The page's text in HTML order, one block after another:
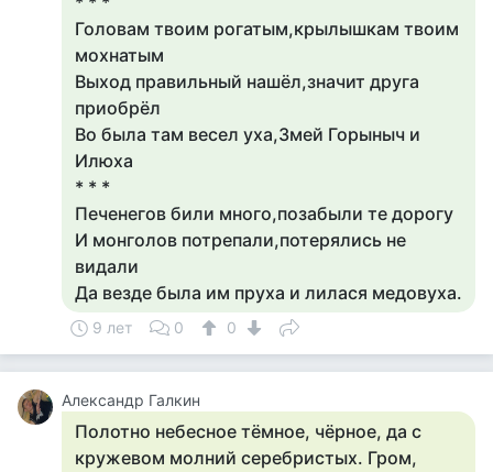
Головам твоим рогатым,крылышкам твоим
мохнатым
Выход правильный нашёл,значит друга
приобрёл
Во была там весел уха,Змей Горыныч и
Илюха
* * *
Печенегов били много,позабыли те дорогу
И монголов потрепали,потерялись не
видали
Да везде была им пруха и лилася медовуха.
9 лет 0 0
Александр Галкин
Полотно небесное тёмное, чёрное, да с
кружевом молний серебристых. Гром,